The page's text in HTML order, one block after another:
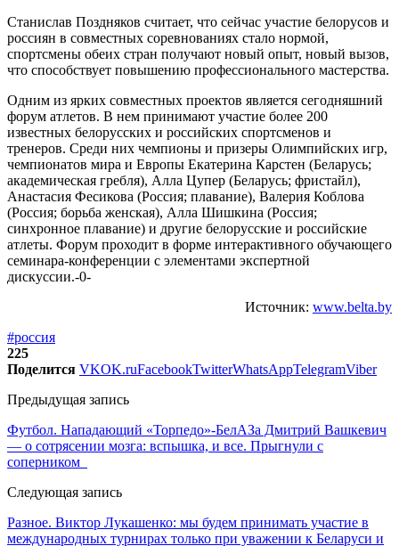
Станислав Поздняков считает, что сейчас участие белорусов и
россиян в совместных соревнованиях стало нормой,
спортсмены обеих стран получают новый опыт, новый вызов,
что способствует повышению профессионального мастерства.
Одним из ярких совместных проектов является сегодняшний
форум атлетов. В нем принимают участие более 200
известных белорусских и российских спортсменов и
тренеров. Среди них чемпионы и призеры Олимпийских игр,
чемпионатов мира и Европы Екатерина Карстен (Беларусь;
академическая гребля), Алла Цупер (Беларусь; фристайл),
Анастасия Фесикова (Россия; плавание), Валерия Коблова
(Россия; борьба женская), Алла Шишкина (Россия;
синхронное плавание) и другие белорусские и российские
атлеты. Форум проходит в форме интерактивного обучающего
семинара-конференции с элементами экспертной
дискуссии.-0-
Источник: www.belta.by
#россия
225
Поделится VKOK.ruFacebookTwitterWhatsAppTelegramViber
Предыдущая запись
Футбол. Нападающий «Торпедо»-БелАЗа Дмитрий Вашкевич
— о сотрясении мозга: вспышка, и все. Прыгнули с
соперником
Следующая запись
Разное. Виктор Лукашенко: мы будем принимать участие в
международных турнирах только при уважении к Беларуси и